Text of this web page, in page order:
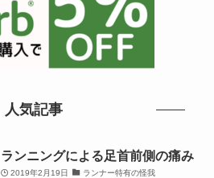
人気記事
ランニングによる足首前側の痛み
2019年2月19日 ランナー特有の怪我